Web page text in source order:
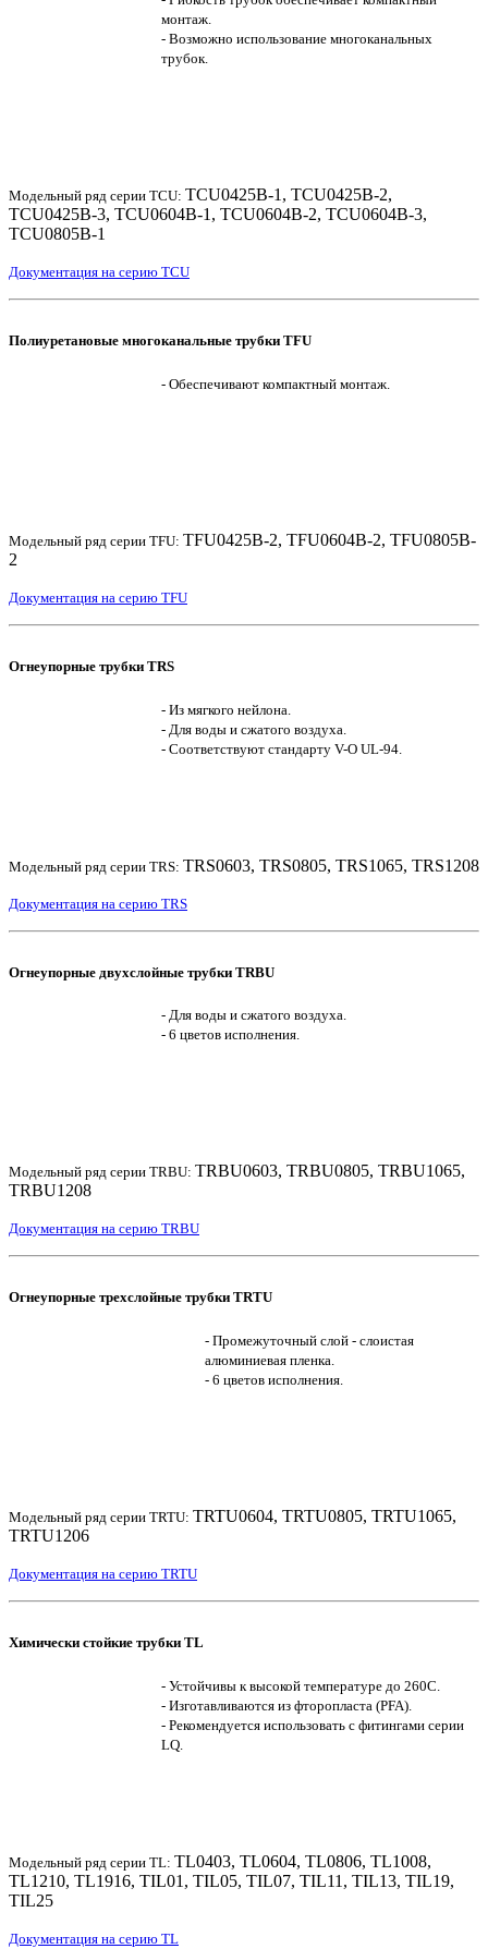
монтаж.
- Возможно использование многоканальных
трубок.
Модельный ряд серии TCU: TCU0425B-1, TCU0425B-2,
TCU0425B-3, TCU0604B-1, TCU0604B-2, TCU0604B-3,
TCU0805B-1
Документация на серию TCU
Полиуретановые многоканальные трубки TFU
- Обеспечивают компактный монтаж.
Модельный ряд серии TFU: TFU0425B-2, TFU0604B-2, TFU0805B-
2
Документация на серию TFU
Огнеупорные трубки TRS
- Из мягкого нейлона.
- Для воды и сжатого воздуха.
- Соответствуют стандарту V-O UL-94.
Модельный ряд серии TRS: TRS0603, TRS0805, TRS1065, TRS1208
Документация на серию TRS
Огнеупорные двухслойные трубки TRBU
- Для воды и сжатого воздуха.
- 6 цветов исполнения.
Модельный ряд серии TRBU: TRBU0603, TRBU0805, TRBU1065,
TRBU1208
Документация на серию TRBU
Огнеупорные трехслойные трубки TRTU
- Промежуточный слой - слоистая
алюминиевая пленка.
- 6 цветов исполнения.
Модельный ряд серии TRTU: TRTU0604, TRTU0805, TRTU1065,
TRTU1206
Документация на серию TRTU
Химически стойкие трубки TL
- Устойчивы к высокой температуре до 260С.
- Изготавливаются из фторопласта (PFA).
- Рекомендуется использовать с фитингами серии
LQ.
Модельный ряд серии TL: TL0403, TL0604, TL0806, TL1008,
TL1210, TL1916, TIL01, TIL05, TIL07, TIL11, TIL13, TIL19,
TIL25
Документация на серию TL